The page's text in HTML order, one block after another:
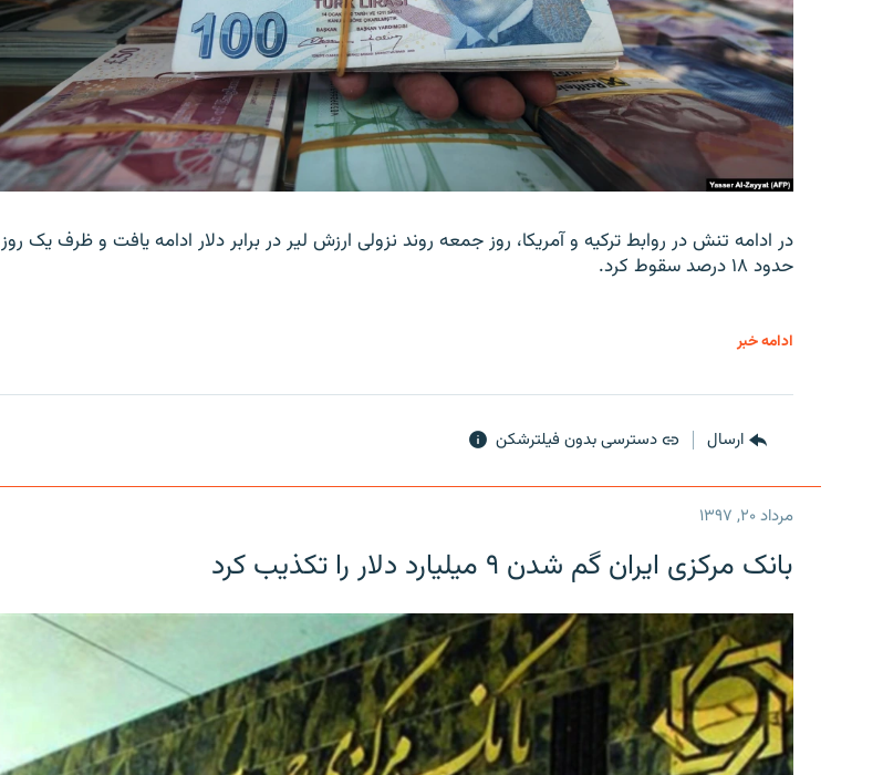
در ادامه تنش در روابط ترکیه و آمریکا، روز جمعه روند نزولی ارزش لیر در برابر دلار ادامه یافت و ظرف یک روز
حدود ۱۸ درصد سقوط کرد.
ادامه خبر
ارسال دسترسی بدون فیلترشکن
مرداد ۲۰, ۱۳۹۷
بانک مرکزی ایران گم شدن ۹ میلیارد دلار را تکذیب کرد